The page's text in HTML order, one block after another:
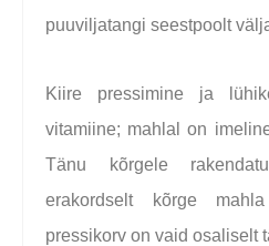
puuviljatangi seestpoolt
Kiire pressimine ja
vitamiine; mahlal on
Tänu kõrgele
erakordselt kõrge
pressikorv on vaid osaliselt